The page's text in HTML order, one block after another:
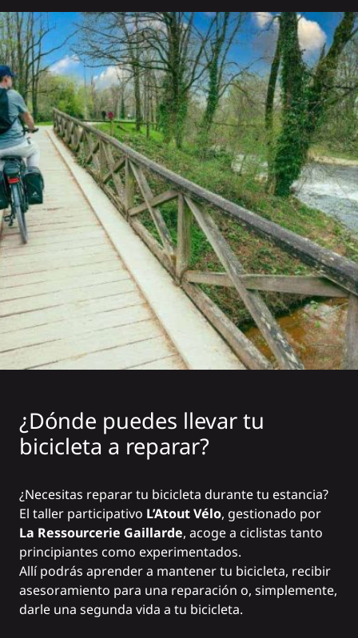
¿Dónde puedes llevar tu
bicicleta a reparar?
¿Necesitas reparar tu bicicleta durante tu estancia?
El taller participativo L’Atout Vélo, gestionado por
La Ressourcerie Gaillarde, acoge a ciclistas tanto
principiantes como experimentados.
Allí podrás aprender a mantener tu bicicleta, recibir
asesoramiento para una reparación o, simplemente,
darle una segunda vida a tu bicicleta.